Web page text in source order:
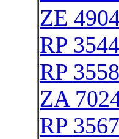
ZE
RP
RP
ZA
RP